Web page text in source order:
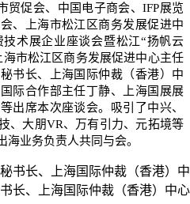
贸促会、中国电子商会、IFP展览
、上海市松江区商务发展促进中
术展企业座谈会暨松江“扬帆云
市松江区商务发展促进中心主任
书长、上海国际仲裁（香港）中
际合作部主任丁静、上海国展展
出席本次座谈会。吸引了中兴、
、大朋VR、万有引力、元拓境等
业务负责人共同与会。
书长、上海国际仲裁（香港）中